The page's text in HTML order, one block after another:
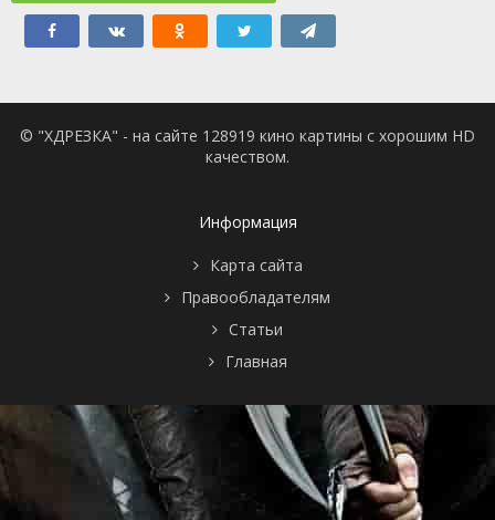
© "ХДРЕЗКА" - на сайте 128919 кино картины с хорошим HD
качеством.
Информация
Карта сайта
Правообладателям
Статьи
Главная